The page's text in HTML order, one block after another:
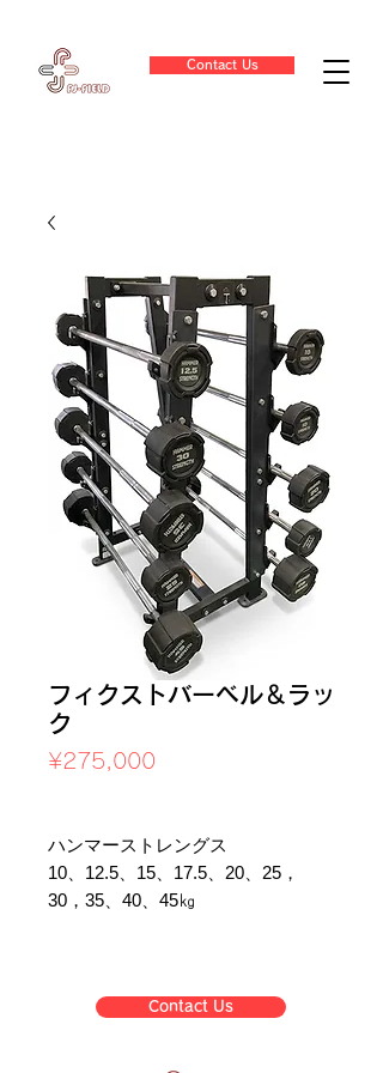
Contact Us
フィクストバーベル＆ラッ
ク
¥275,000
ハンマーストレングス
10、12.5、15、17.5、20、25，
30，35、40、45㎏
Contact Us